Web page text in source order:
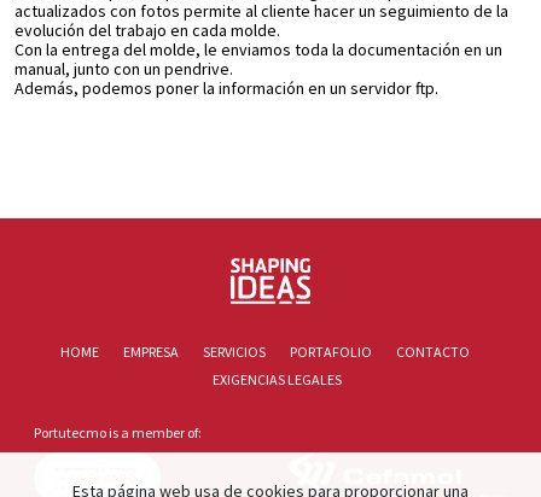
Esta página web usa de cookies para proporcionar una
actualizados con fotos permite al cliente hacer un seguimiento de la
evolución del trabajo en cada molde.
Con la entrega del molde, le enviamos toda la documentación en un
manual, junto con un pendrive.
Además, podemos poner la información en un servidor ftp.
HOME EMPRESA SERVICIOS PORTAFOLIO
CONTACTO
EXIGENCIAS LEGALES
Portutecmo is a member of: